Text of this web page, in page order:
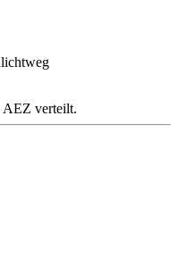
AEZ verteilt.